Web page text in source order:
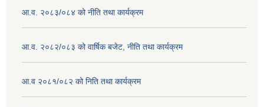
आ.व. २०८३/०८४ को नीति तथा कार्यक्रम
आ.व. २०८२/०८३ को वार्षिक बजेट, नीति तथा कार्यक्रम
आ.व २०८१/०८२ को निति तथा कार्यक्रम